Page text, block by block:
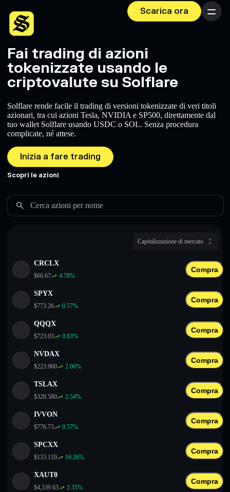
Scarica ora Menu
Italiano
Português
Español
Fai trading di azioni
tokenizzate usando le
criptovalute su Solflare
Solflare rende facile il trading di versioni tokenizzate di veri titoli
azionari, tra cui azioni Tesla, NVIDIA e SP500, direttamente dal
tuo wallet Solflare usando USDC o SOL. Senza procedura
complicate, né attese.
Inizia a fare trading
Scopri le azioni
Cerca azioni per nome
Capitalizzazione di mercato
CRCLX
$66.67 4.78%
Compra
SPYX
$773.26 0.57%
Compra
QQQX
$723.03 0.83%
Compra
NVDAX
$223.960 2.06%
Compra
TSLAX
$328.580 2.54%
Compra
IVVON
$776.73 0.57%
Compra
SPCXX
$133.110 16.26%
Compra
XAUT0
$4,339.63 2.35%
Compra